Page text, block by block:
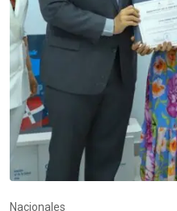
Nacionales